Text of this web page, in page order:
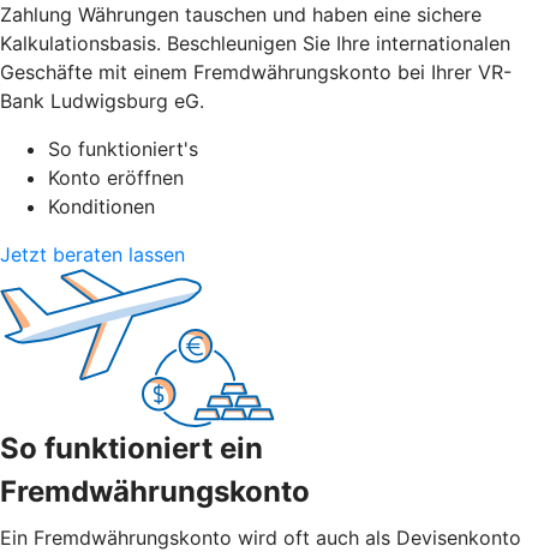
Zahlung Währungen tauschen und haben eine sichere
Kalkulationsbasis. Beschleunigen Sie Ihre internationalen
Geschäfte mit einem Fremdwährungskonto bei Ihrer VR-
Bank Ludwigsburg eG.
So funktioniert's
Konto eröffnen
Konditionen
Jetzt beraten lassen
So funktioniert ein
Fremdwährungskonto
Ein Fremdwährungskonto wird oft auch als Devisenkonto